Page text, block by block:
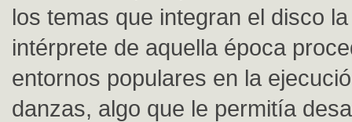
los temas que integran el disco
intérprete de aquella época
entornos populares en la
danzas, algo que le permitía